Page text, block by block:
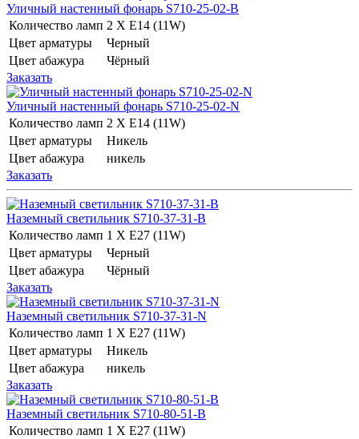
Уличный настенный фонарь S710-25-02-B
Количество ламп 2 Х E14 (11W)
Цвет арматуры
Черный
Цвет абажура
Чёрный
Заказать
Уличный настенный фонарь S710-25-02-N
Количество ламп 2 Х E14 (11W)
Цвет арматуры
Никель
Цвет абажура
никель
Заказать
Наземный светильник S710-37-31-B
Количество ламп 1 Х E27 (11W)
Цвет арматуры
Черный
Цвет абажура
Чёрный
Заказать
Наземный светильник S710-37-31-N
Количество ламп 1 Х E27 (11W)
Цвет арматуры
Никель
Цвет абажура
никель
Заказать
Наземный светильник S710-80-51-B
Количество ламп 1 Х E27 (11W)